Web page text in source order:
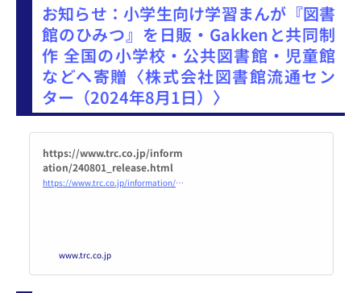
お知らせ：小学生向け学習まんが『図書
館のひみつ』を日販・Gakkenと共同制
作 全国の小学校・公共図書館・児童館
などへ寄贈〈株式会社図書館流通セン
ター（2024年8月1日）〉
https://www.trc.co.jp/inform
ation/240801_release.html
https://www.trc.co.jp/information/240801_release.html
www.trc.co.jp